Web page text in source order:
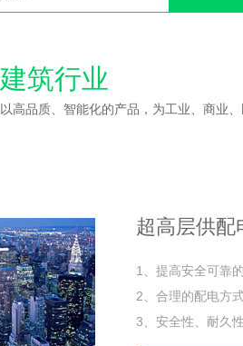
建筑行业
以高品质、智能化的产品，为工业、商业
超高层供配
1、提高安全可靠
2、合理的配电方
3、安全性、耐久